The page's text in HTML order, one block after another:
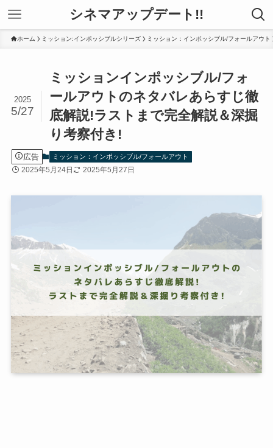
シネマアップデート!!
ホーム ミッション:インポッシブルシリーズ ミッション：インポッシブル/フォールアウト
ミッションインポッシブル/フォ
ールアウトのネタバレあらすじ徹
底解説!ラストまで完全解説＆深掘
り考察付き!
2025
5/27
広告 ミッション：インポッシブル/フォールアウト
2025年5月24日 2025年5月27日